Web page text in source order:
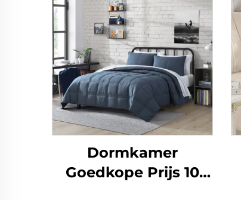
Dormkamer
Goedkope Prijs 10